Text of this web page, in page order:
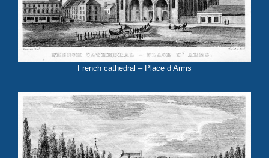
French cathedral – Place d’Arms